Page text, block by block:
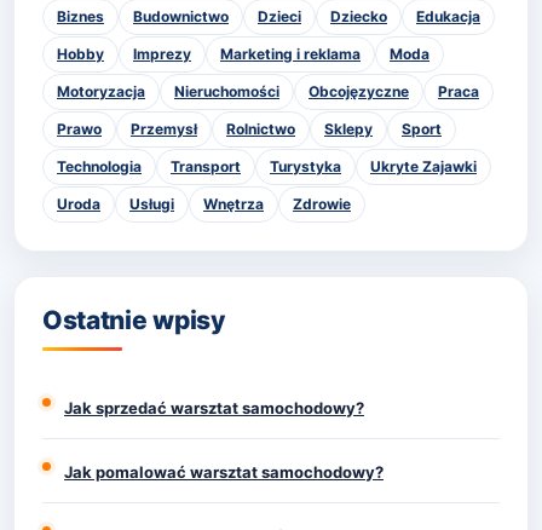
Biznes Budownictwo Dzieci Dziecko Edukacja
Hobby Imprezy Marketing i reklama Moda
Motoryzacja Nieruchomości Obcojęzyczne Praca
Prawo Przemysł Rolnictwo Sklepy Sport
Technologia Transport Turystyka Ukryte Zajawki
Uroda Usługi Wnętrza Zdrowie
Ostatnie wpisy
Jak sprzedać warsztat samochodowy?
Jak pomalować warsztat samochodowy?